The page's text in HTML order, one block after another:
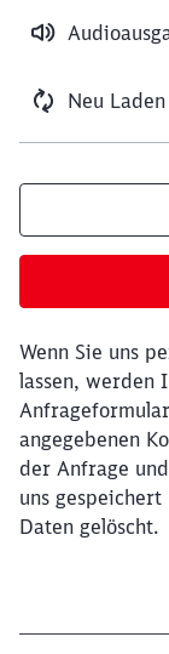
Neu Laden
Wenn Sie uns
lassen, werden
angegebenen
der Anfrage
uns
Daten gelöscht.